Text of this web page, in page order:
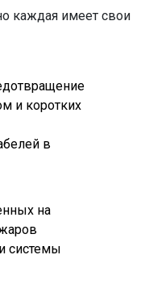
каждая имеет свои
и коротких
в
на
системы